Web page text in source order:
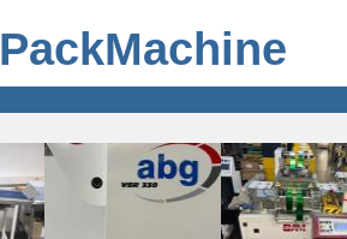
PackMachine